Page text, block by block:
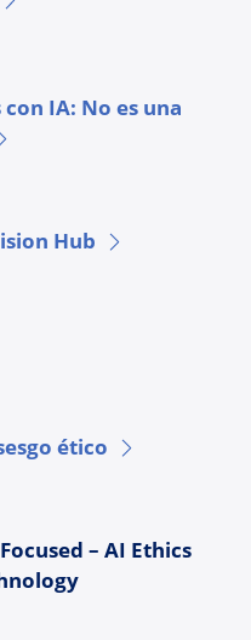
IA: No es una
Hub
ético
– AI Ethics